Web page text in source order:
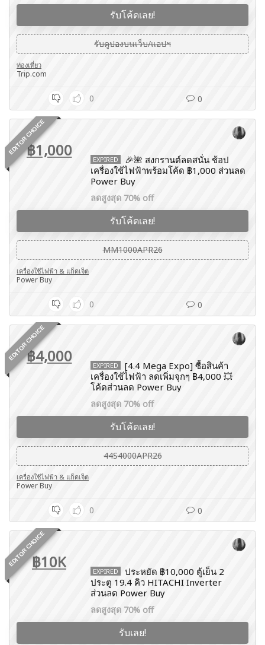
รับโค้ดเลย!
รับคูปองบนเว็บ/แอปฯ
ท่องเที่ยว
Trip.com
0 0
EDITOR CHOICE฿1,000 EXPIRED
🎉🌺 สงกรานต์ลดสนั่น ช้อป
เครื่องใช้ไฟฟ้าพร้อมโค้ด ฿1,000 ส่วนลด
Power Buy
ลดสูงสุด 70% off
รับโค้ดเลย!
MM1000APR26
เครื่องใช้ไฟฟ้า & แก็ดเจ็ต
Power Buy
0 0
EDITOR CHOICE฿4,000 EXPIRED
[4.4 Mega Expo] ซื้อสินค้า
เครื่องใช้ไฟฟ้า ลดเพิ่มจุกๆ ฿4,000 💥
โค้ดส่วนลด Power Buy
ลดสูงสุด 70% off
รับโค้ดเลย!
44S4000APR26
เครื่องใช้ไฟฟ้า & แก็ดเจ็ต
Power Buy
0 0
EDITOR CHOICE฿10K EXPIRED
ประหยัด ฿10,000 ตู้เย็น 2
ประตู 19.4 คิว HITACHI Inverter
ส่วนลด Power Buy
ลดสูงสุด 70% off
รับเลย!